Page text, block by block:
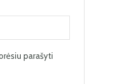
parašyti